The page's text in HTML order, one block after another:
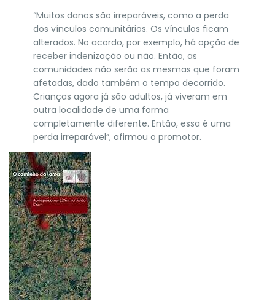
“Muitos danos são irreparáveis, como a perda
dos vínculos comunitários. Os vínculos ficam
alterados. No acordo, por exemplo, há opção de
receber indenização ou não. Então, as
comunidades não serão as mesmas que foram
afetadas, dado também o tempo decorrido.
Crianças agora já são adultos, já viveram em
outra localidade de uma forma
completamente diferente. Então, essa é uma
perda irreparável”, afirmou o promotor.